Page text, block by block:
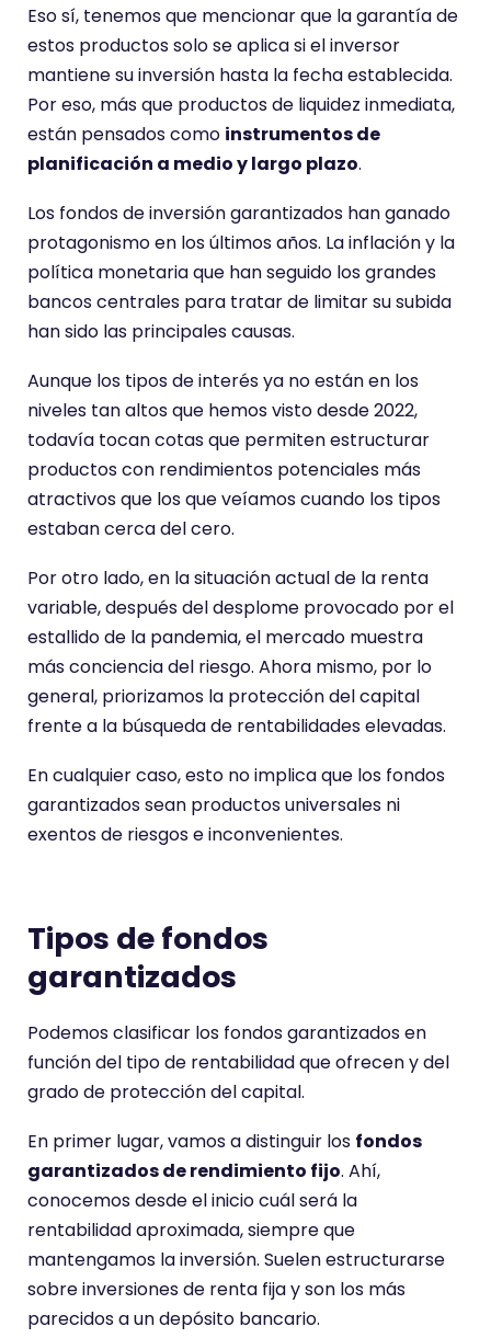
Eso sí, tenemos que mencionar que la garantía de
estos productos solo se aplica si el inversor
mantiene su inversión hasta la fecha establecida.
Por eso, más que productos de liquidez inmediata,
están pensados como instrumentos de
planificación a medio y largo plazo.
Los fondos de inversión garantizados han ganado
protagonismo en los últimos años. La inflación y la
política monetaria que han seguido los grandes
bancos centrales para tratar de limitar su subida
han sido las principales causas.
Aunque los tipos de interés ya no están en los
niveles tan altos que hemos visto desde 2022,
todavía tocan cotas que permiten estructurar
productos con rendimientos potenciales más
atractivos que los que veíamos cuando los tipos
estaban cerca del cero.
Por otro lado, en la situación actual de la renta
variable, después del desplome provocado por el
estallido de la pandemia, el mercado muestra
más conciencia del riesgo. Ahora mismo, por lo
general, priorizamos la protección del capital
frente a la búsqueda de rentabilidades elevadas.
En cualquier caso, esto no implica que los fondos
garantizados sean productos universales ni
exentos de riesgos e inconvenientes.
Tipos de fondos
garantizados
Podemos clasificar los fondos garantizados en
función del tipo de rentabilidad que ofrecen y del
grado de protección del capital.
En primer lugar, vamos a distinguir los fondos
garantizados de rendimiento fijo. Ahí,
conocemos desde el inicio cuál será la
rentabilidad aproximada, siempre que
mantengamos la inversión. Suelen estructurarse
sobre inversiones de renta fija y son los más
parecidos a un depósito bancario.